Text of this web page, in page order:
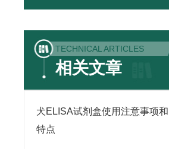
TECHNICAL ARTICLES
相关文章
犬ELISA试剂盒使用注意事项和
特点